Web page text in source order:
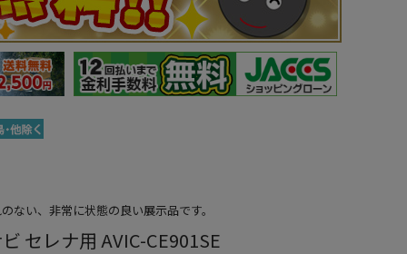
ない、非常に状態の良い展示品です。
セレナ用 AVIC-CE901SE